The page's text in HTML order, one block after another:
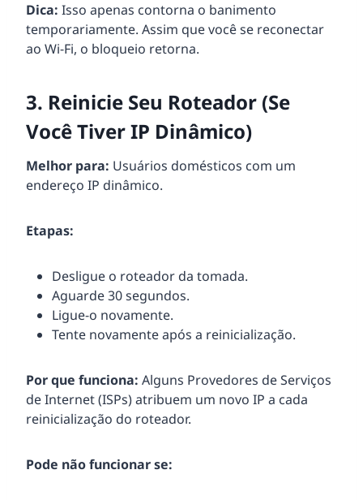
Dica: Isso apenas contorna o banimento
temporariamente. Assim que você se reconectar
ao Wi-Fi, o bloqueio retorna.
3. Reinicie Seu Roteador (Se
Você Tiver IP Dinâmico)
Melhor para: Usuários domésticos com um
endereço IP dinâmico.
Etapas:
Desligue o roteador da tomada.
Aguarde 30 segundos.
Ligue-o novamente.
Tente novamente após a reinicialização.
Por que funciona: Alguns Provedores de Serviços
de Internet (ISPs) atribuem um novo IP a cada
reinicialização do roteador.
Pode não funcionar se: